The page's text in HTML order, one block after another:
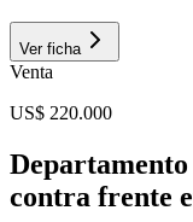
Ver ficha
Venta
US$ 220.000
Departamento
contra frente